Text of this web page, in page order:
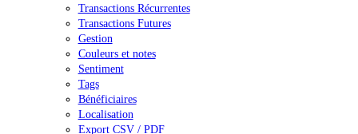
Transactions Récurrentes
Transactions Futures
Gestion
Couleurs et notes
Sentiment
Tags
Bénéficiaires
Localisation
Export CSV / PDF